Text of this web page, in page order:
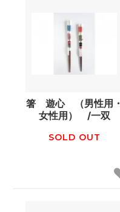
箸 遊心 （男性用・
女性用） /一双
SOLD OUT